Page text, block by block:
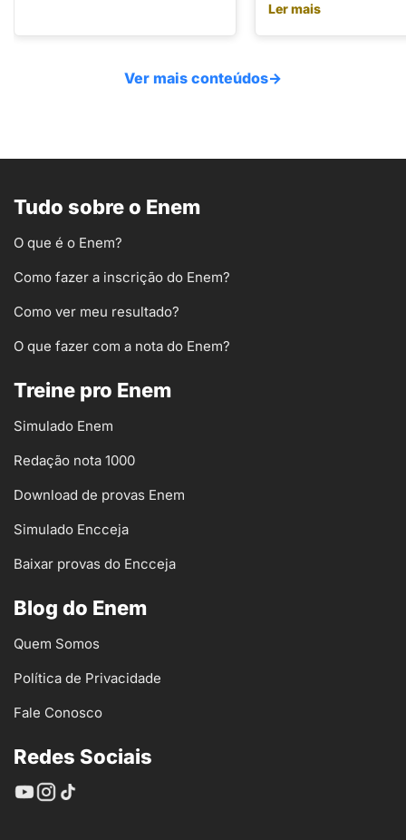
Ler mais
Ver mais conteúdos→
Tudo sobre o Enem
O que é o Enem?
Como fazer a inscrição do Enem?
Como ver meu resultado?
O que fazer com a nota do Enem?
Treine pro Enem
Simulado Enem
Redação nota 1000
Download de provas Enem
Simulado Encceja
Baixar provas do Encceja
Blog do Enem
Quem Somos
Política de Privacidade
Fale Conosco
Redes Sociais